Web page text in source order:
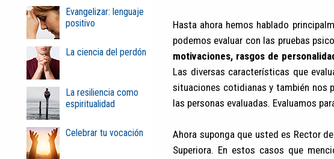
Evangelizar: lenguaje
positivo
La ciencia del perdón
La resiliencia como
espiritualidad
Celebrar tu vocación
Hasta ahora hemos hablado
podemos evaluar con las pruebas
motivaciones, rasgos de
Las diversas características que
situaciones cotidianas y también nos
las personas evaluadas. Evaluamos
Ahora suponga que usted es Rector
Superiora. En estos casos que